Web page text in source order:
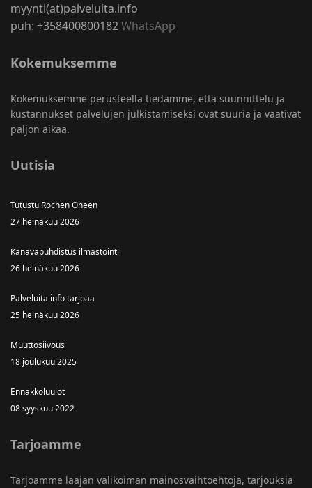
myynti(at)palveluita.info
puh: +358400800182WhatsApp
Kokemuksemme
Kokemuksemme perusteella tiedämme, että suunnittelu ja
kustannukset palvelujen julkistamiseksi ovat suuria ja vaativat
paljon aikaa.
Uutisia
Tutustu Rochen Oneen
27 heinäkuu 2026
Kanavapuhdistus ilmastointi
26 heinäkuu 2026
Palveluita info tarjoaa
25 heinäkuu 2026
Muuttosiivous
18 joulukuu 2025
Ennakkoluulot
08 syyskuu 2022
Tarjoamme
Tarjoamme laajan valikoiman mainosvaihtoehtoja, tarjouksia